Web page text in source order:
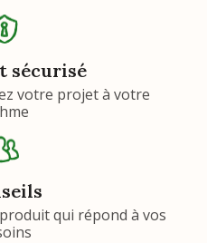
sécurisé
votre projet à votre
qui répond à vos